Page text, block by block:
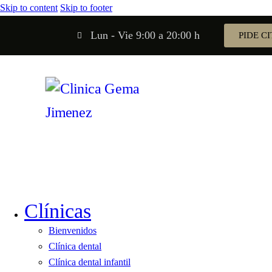
Skip to content Skip to footer
Lun - Vie 9:00 a 20:00 h PIDE
Clínicas
Bienvenidos
Clínica dental
Clínica dental infantil